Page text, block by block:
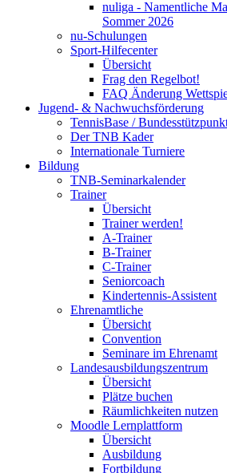
nuliga - Namentliche
Sommer 2026
nu-Schulungen
Sport-Hilfecenter
Übersicht
Frag den Regelbot!
FAQ Änderung
Jugend- & Nachwuchsförderung
TennisBase /
Der TNB Kader
Internationale Turniere
Bildung
TNB-Seminarkalender
Trainer
Übersicht
Trainer werden!
A-Trainer
B-Trainer
C-Trainer
Seniorcoach
Kindertennis-Assistent
Ehrenamtliche
Übersicht
Convention
Seminare im Ehrenamt
Landesausbildungszentrum
Übersicht
Plätze buchen
Räumlichkeiten nutzen
Moodle Lernplattform
Übersicht
Ausbildung
Fortbildung